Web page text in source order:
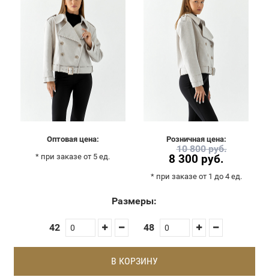
Оптовая цена:
* при заказе от 5 ед.
Розничная цена:
8 300 руб.
10 800 руб.
* при заказе от 1 до 4 ед.
Размеры:
42 48
В КОРЗИНУ